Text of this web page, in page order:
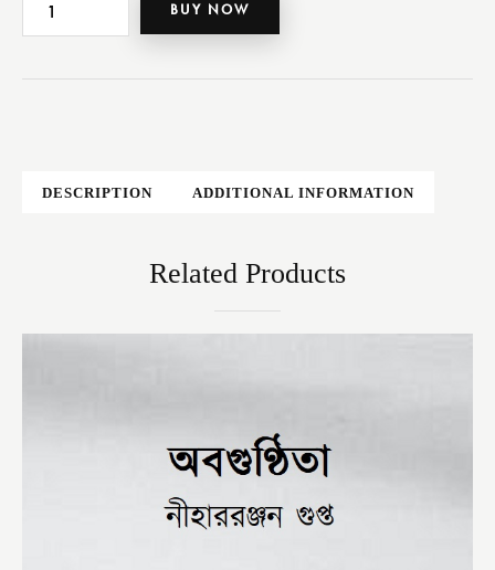
BUY NOW
DESCRIPTION ADDITIONAL INFORMATION
Related Products